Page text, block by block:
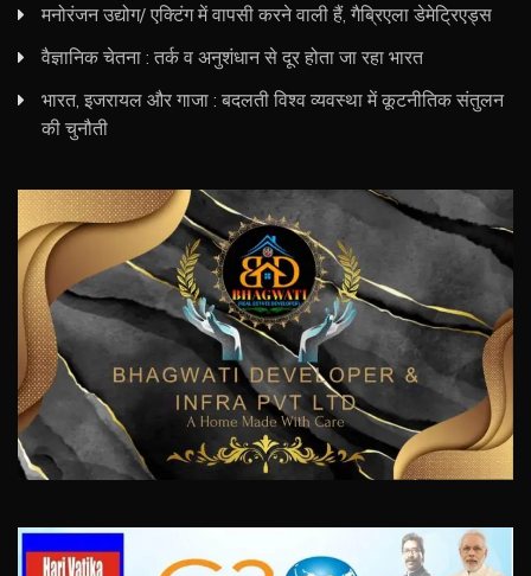
मनोरंजन उद्योग/ एक्टिंग में वापसी करने वाली हैं, गैब्रिएला डेमेट्रिएड्स
वैज्ञानिक चेतना : तर्क व अनुशंधान से दूर होता जा रहा भारत
भारत, इजरायल और गाजा : बदलती विश्व व्यवस्था में कूटनीतिक संतुलन
की चुनौती